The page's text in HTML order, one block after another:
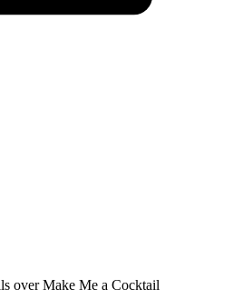
over Make Me a Cocktail